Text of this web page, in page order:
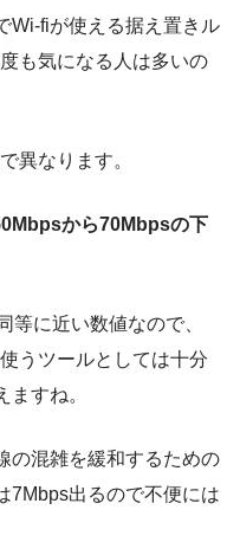
Wi-fiが使える据え置きル
も気になる人は多いの
異なります。
から70Mbpsの下
等に近い数値なので、
うツールとしては十分
すね。
の混雑を緩和するための
7Mbps出るので不便には